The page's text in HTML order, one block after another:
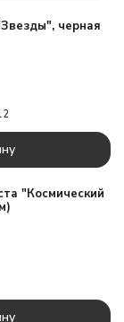
черная
"Космический